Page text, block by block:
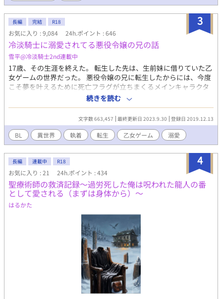
3
長編 完結 R18
お気に入り : 9,084 24h.ポイント : 646
冷淡騎士に溺愛されてる悪役令嬢の兄の話
雪平@冷淡騎士2nd連載中
17歳、その生涯を終えた。 転生した先は、生前妹に借りていた乙
女ゲームの世界だった。 悪役令嬢の兄に転生したからには、今度
こそ夢を叶えるために死亡フラグが立ちまくるメインキャラクタ
ー達を避けてひっそりと暮らしたかった。 しかし、手の甲に逆さ
十字の紋様を付けて生まれて「悪魔の子だ」「恥さらし」と家族
やその周辺から酷い扱いを受けていた。 しかも、逃げ出した先で
出会った少年はメイン中のメインキャラクターの未来の騎士団長
で… あれ？この紋様、ヒロインのものじゃなかったっけ？ 大帝国
の神の子と呼ばれたこの世で唯一精霊の加護により魔法が使える
冷淡(溺愛)騎士団長×悪魔の子と嫌われているが、生きるために
必死な転生少年とのエロラブバトル。 「……(可愛い可愛い)」
「無表情で来ないでよ！怖い怖い！！」 脇CPはありません。 メ
イン中心で話が進みます。
続きを読む
文字数 663,457 最終更新日 2023.9.30 登録日 2019.12.13
BL 異世界 執着 転生 乙女ゲーム 溺愛
4
長編 連載中 R18
お気に入り : 21 24h.ポイント : 434
聖療術師の救済記録〜過労死した俺は呪われた龍人の番
として愛される（まずは身体から）〜
はるかた